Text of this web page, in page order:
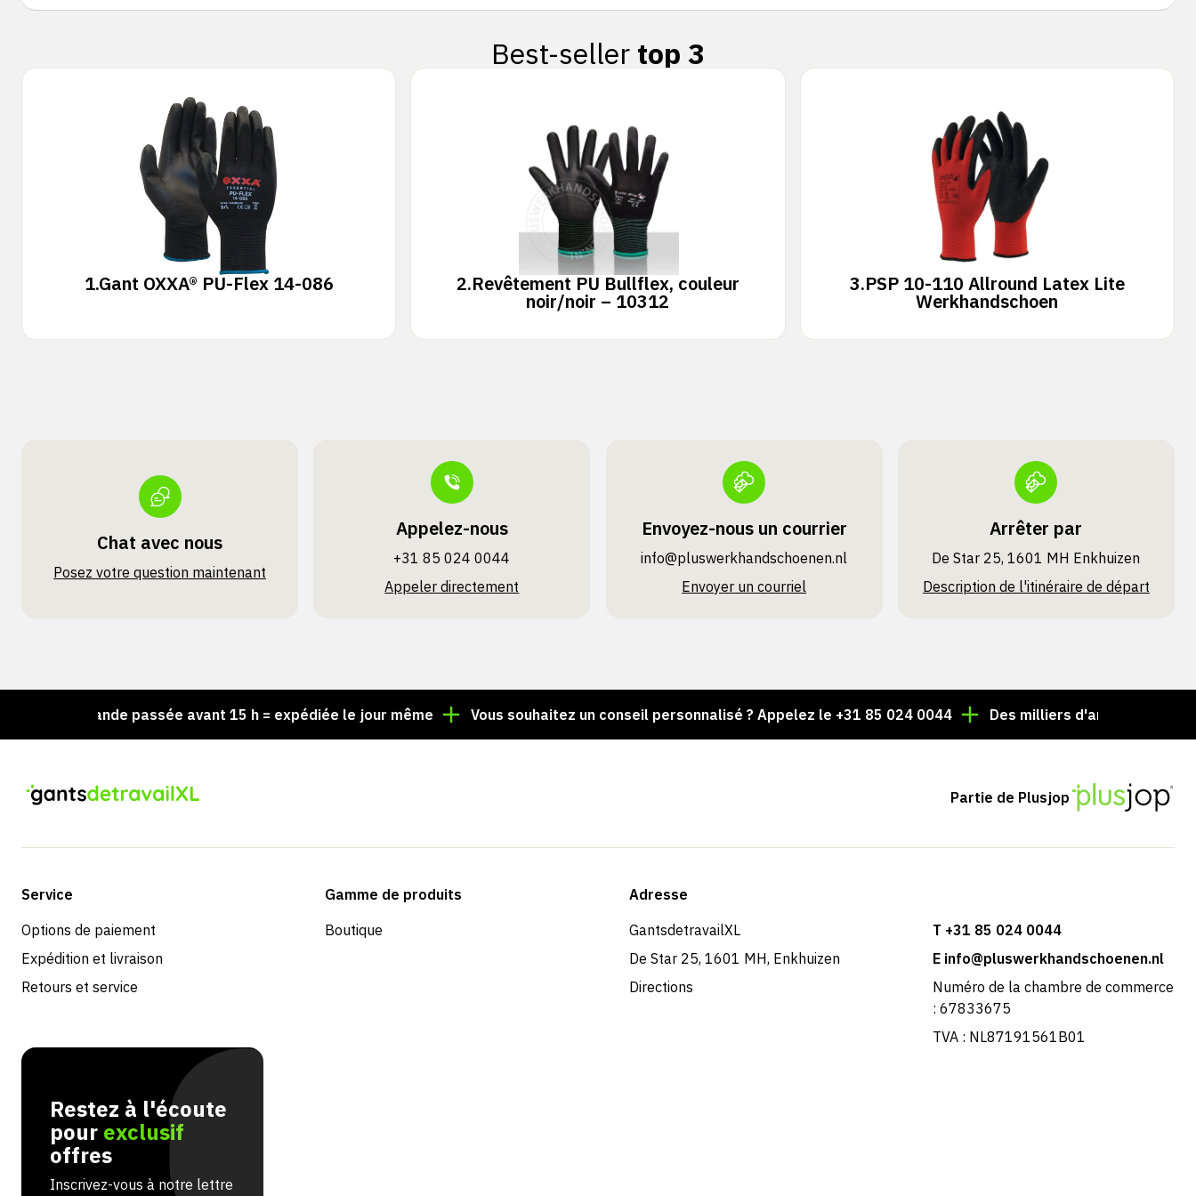
Best-seller top 3
1.Gant OXXA® PU-Flex 14-086 2.Revêtement PU Bullflex, couleur
noir/noir – 10312
3.PSP 10-110 Allround Latex Lite
Werkhandschoen
Chat avec nous
Posez votre question maintenant
Appelez-nous
+31 85 024 0044
Appeler directement
Envoyez-nous un courrier
info@pluswerk­handschoenen.nl
Envoyer un courriel
Arrêter par
De Star 25, 1601 MH Enkhuizen
Description de l'itinéraire de départ
Commande passée avant 15 h = expédiée le jour même Vous souhaitez un conseil personnalisé ? Appelez le +31 85 024 0044 Des milliers d'articles toujours en
Partie de Plusjop
Service
Options de paiement
Expédition et livraison
Retours et service
Gamme de produits
Boutique
Adresse
GantsdetravailXL
De Star 25, 1601 MH, Enkhuizen
Directions
T +31 85 024 0044
E info@pluswerkhandschoenen.nl
Numéro de la chambre de commerce
: 67833675
TVA : NL87191561B01
Restez à l'écoute
pour exclusif
offres
Inscrivez-vous à notre lettre